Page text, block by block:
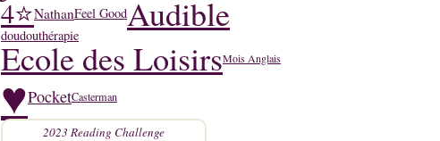
4⭐NathanFeel GoodAudible
doudouthérapie
Ecole des LoisirsMois Anglais
♥PocketCasterman
2023 Reading Challenge